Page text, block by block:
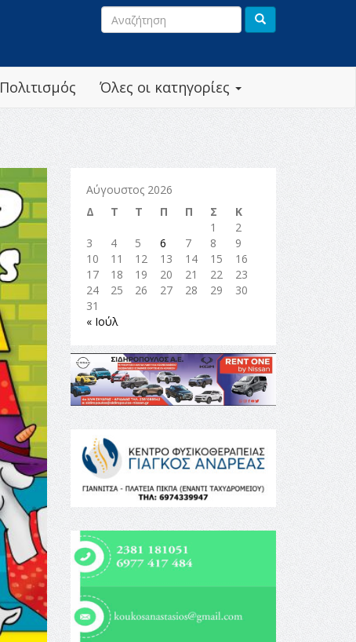
Όλες οι κατηγορίες
Πολιτισμός
Αύγουστος 2026
Δ
Τ Τ Π Π Σ
Κ
1
2
3
4 5 6 7 8
9
10
11 12 13 14 15
16
17
18 19 20 21 22
23
24
25 26 27 28 29
30
31
« Ιούλ